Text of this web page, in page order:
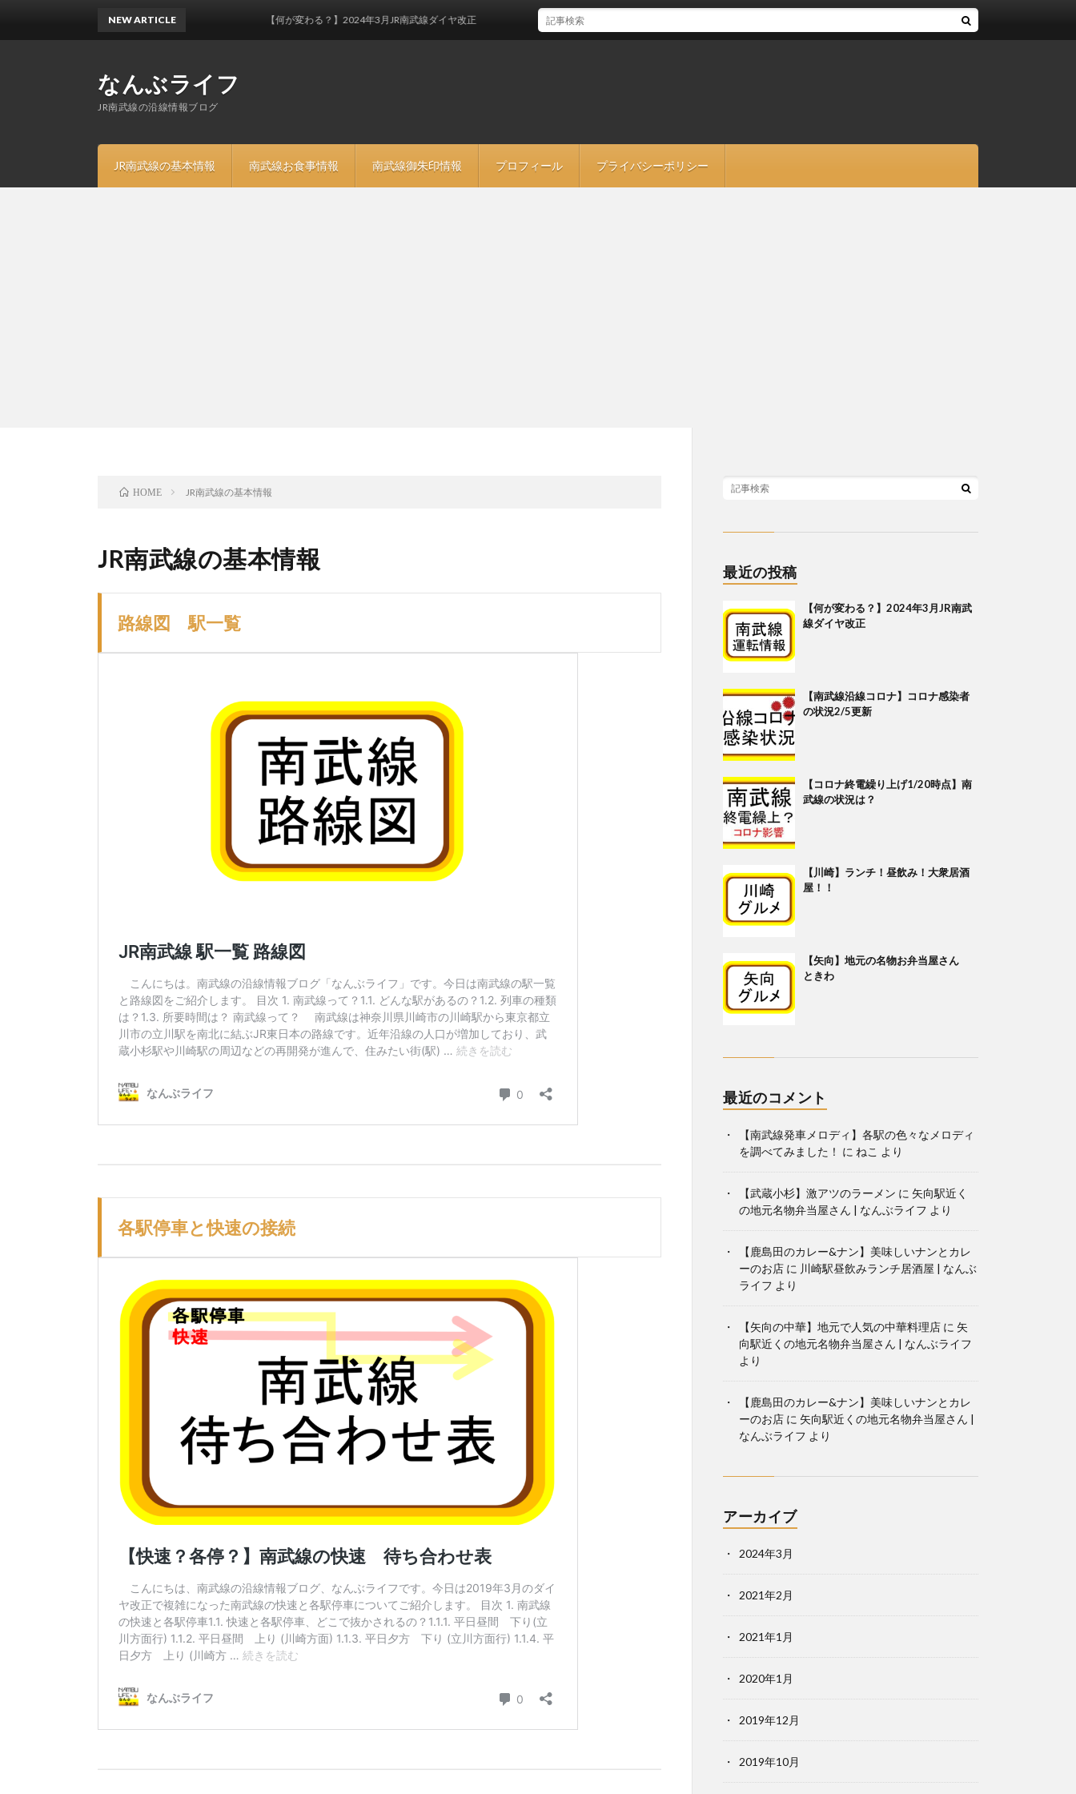
なんぶライフ
JR南武線の沿線情報ブログ
JR南武線の基本情報 南武線お食事情報 南武線御朱印情報 プロフィール プライバシーポリシー
NEW ARTICLE 【何が変わる？】2024年3月JR南武線ダイヤ改正
HOME JR南武線の基本情報
JR南武線の基本情報
路線図 駅一覧
各駅停車と快速の接続
最近の投稿
【何が変わる？】2024年3月JR南武
線ダイヤ改正
【南武線沿線コロナ】コロナ感染者
の状況2/5更新
【コロナ終電繰り上げ1/20時点】南
武線の状況は？
【川崎】ランチ！昼飲み！大衆居酒
屋！！
【矢向】地元の名物お弁当屋さん
ときわ
最近のコメント
【南武線発車メロディ】各駅の色々なメロディ
を調べてみました！ に ねこ より
【武蔵小杉】激アツのラーメン に 矢向駅近く
の地元名物弁当屋さん | なんぶライフ より
【鹿島田のカレー&ナン】美味しいナンとカレ
ーのお店 に 川崎駅昼飲みランチ居酒屋 | なんぶ
ライフ より
【矢向の中華】地元で人気の中華料理店 に 矢
向駅近くの地元名物弁当屋さん | なんぶライフ
より
【鹿島田のカレー&ナン】美味しいナンとカレ
ーのお店 に 矢向駅近くの地元名物弁当屋さん |
なんぶライフ より
アーカイブ
2024年3月
2021年2月
2021年1月
2020年1月
2019年12月
2019年10月